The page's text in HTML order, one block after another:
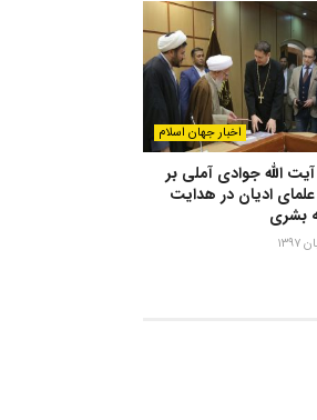
اخبار جهان اسلام
آیت الله جوادی آملی بر
ادیان در هدایت
بشری